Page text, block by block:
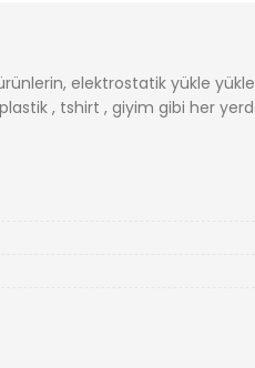
elektrostatik yükle
, tshirt , giyim gibi her